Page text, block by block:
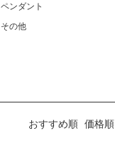
ペンダント
その他
おすすめ順 価格順